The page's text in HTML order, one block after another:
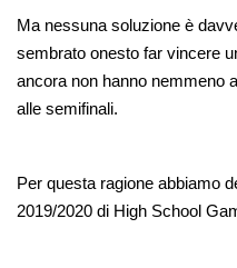
Ma nessuna soluzione è
sembrato onesto far vincere
ancora non hanno nemmeno
alle semifinali.
Per questa ragione abbiamo
2019/2020 di High School